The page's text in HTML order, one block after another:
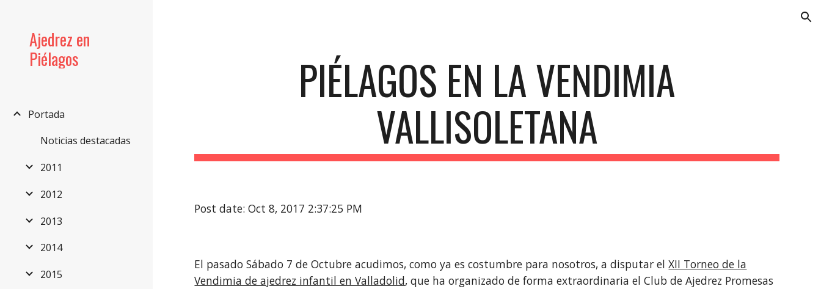
Ajedrez en
Piélagos
Portada
Noticias destacadas
2011
2012
2013
2014
2015
PIÉLAGOS EN LA VENDIMIA
VALLISOLETANA
Post date: Oct 8, 2017 2:37:25 PM
El pasado Sábado 7 de Octubre acudimos, como ya es costumbre para nosotros, a disputar elXII Torneo de la
Vendimia de ajedrez infantil en Valladolid, que ha organizado de forma extraordinaria el Club de Ajedrez Promesas